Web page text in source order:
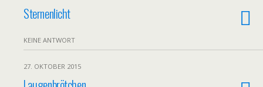
Sternenlicht
KEINE ANTWORT
27. OKTOBER 2015